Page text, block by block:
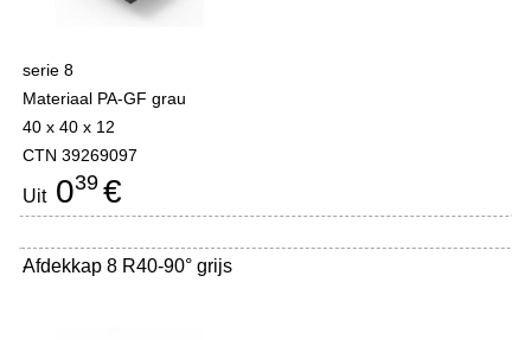
serie 8
Materiaal PA-GF grau
40 x 40 x 12
CTN 39269097
Uit039 €
Afdekkap 8 R40-90° grijs
-